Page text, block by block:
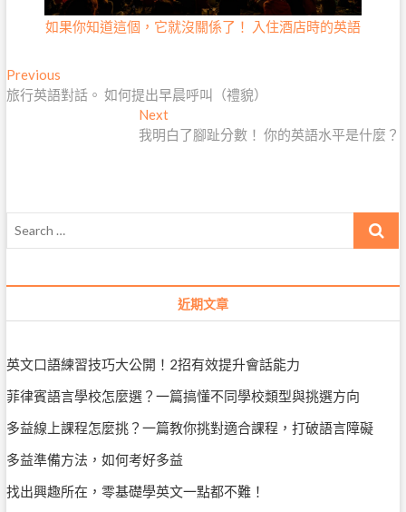
如果你知道這個，它就沒關係了！ 入住酒店時的英語
文
章
PreviousPrevious
post:
旅行英語對話。 如何提出早晨呼叫（禮貌）
NextNext
post:
我明白了腳趾分數！ 你的英語水平是什麼？
Search
近期文章
英文口語練習技巧大公開！2招有效提升會話能力
菲律賓語言學校怎麼選？一篇搞懂不同學校類型與挑選方向
多益線上課程怎麼挑？一篇教你挑對適合課程，打破語言障礙
多益準備方法，如何考好多益
找出興趣所在，零基礎學英文一點都不難！